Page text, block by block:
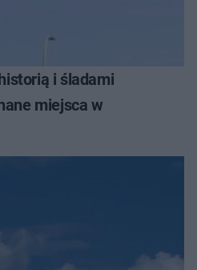
i śladami
miejsca w